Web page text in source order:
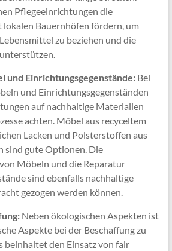
Pflegeeinrichtungen die
Bauernhöfen fördern, um
zu beziehen und die
und Einrichtungsgegenstände:Bei
und Einrichtungsgegenständen
auf nachhaltige Materialien
achten. Möbel aus recyceltem
Lacken und Polsterstoffen aus
sind gute Optionen. Die
Möbeln und die Reparatur
sind ebenfalls nachhaltige
gezogen werden können.
Neben ökologischen Aspekten ist
Aspekte bei der Beschaffung zu
beinhaltet den Einsatz von fair